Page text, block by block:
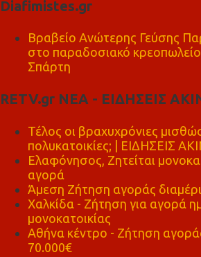
Diafimistes.gr
Βραβείο Ανώτερης Γεύσης
στο παραδοσιακό
Σπάρτη
RETV.gr ΝΕΑ - ΕΙΔΗΣΕΙΣ
Τέλος οι βραχυχρόνιες
πολυκατοικίες; | ΕΙΔΗΣΕΙΣ
Ελαφόνησος, Ζητείται
αγορά
Άμεση Ζήτηση αγοράς
Χαλκίδα - Ζήτηση για αγορά
μονοκατοικίας
Αθήνα κέντρο - Ζήτηση
70.000€